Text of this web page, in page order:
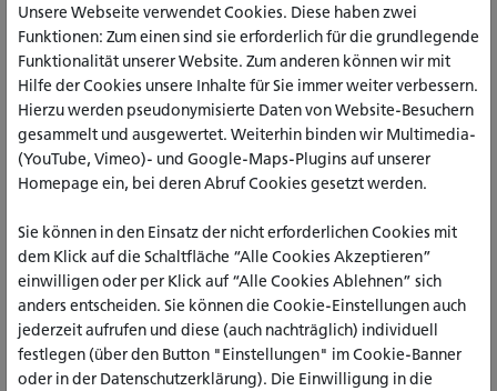
© iStock.com / izusek
Die hochschulzertifizierte Weiterbildung startet am 4. März
2022 und basiert auf einem vom Deutschen Institut für
angewandte Pflegeforschung e.V. (DIP) entwickelten und
erprobten Konzept. Sie vermittelt pädagogisch-didaktische
Kompetenzen, mit denen Lehrpersonen ihren Unterricht in
durchführen und reflektieren können.
In Verbindung mit weiteren Voraussetzungen ermöglicht der
erfolgreiche Abschluss eine hauptamtliche
Unterrichtstätigkeit an Pflegeschulen oder Schulen des
Gesundheitswesens in Nordrhein-Westfalen. Kursleiterin ist
Professorin Gertrud Hundenborn.
Unsere Webseite verwendet Cookies. Diese haben zwei
Funktionen: Zum einen sind sie erforderlich für die grundlegende
Funktionalität unserer Website. Zum anderen können wir mit
Hilfe der Cookies unsere Inhalte für Sie immer weiter verbessern.
Hierzu werden pseudonymisierte Daten von Website-Besuchern
gesammelt und ausgewertet. Weiterhin binden wir Multimedia-
(YouTube, Vimeo)- und Google-Maps-Plugins auf unserer
Homepage ein, bei deren Abruf Cookies gesetzt werden.
Sie können in den Einsatz der nicht erforderlichen Cookies mit
dem Klick auf die Schaltfläche “Alle Cookies Akzeptieren”
einwilligen oder per Klick auf “Alle Cookies Ablehnen” sich
anders entscheiden. Sie können die Cookie-Einstellungen auch
jederzeit aufrufen und diese (auch nachträglich) individuell
festlegen (über den Button "Einstellungen" im Cookie-Banner
oder in der Datenschutzerklärung). Die Einwilligung in die